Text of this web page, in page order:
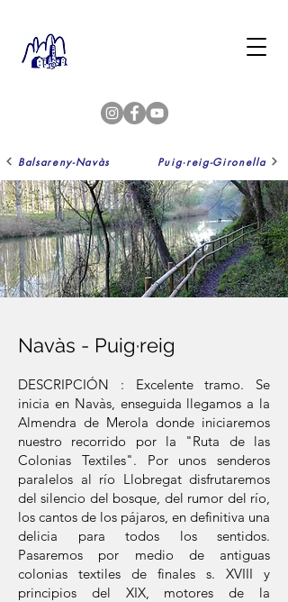
Balsareny-Navàs Puig·reig-Gironella
Navàs - Puig·reig
DESCRIPCIÓN : Excelente tramo. Se
inicia en Navàs, enseguida llegamos a la
Almendra de Merola donde iniciaremos
nuestro recorrido por la "Ruta de las
Colonias Textiles". Por unos senderos
paralelos al río Llobregat disfrutaremos
del silencio del bosque, del rumor del río,
los cantos de los pájaros, en definitiva una
delicia para todos los sentidos.
Pasaremos por medio de antiguas
colonias textiles de finales s. XVIII y
principios del XIX, motores de la